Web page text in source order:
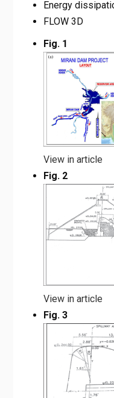
Energy
FLOW 3D
Fig. 1
View in article
Fig. 2
View in article
Fig. 3